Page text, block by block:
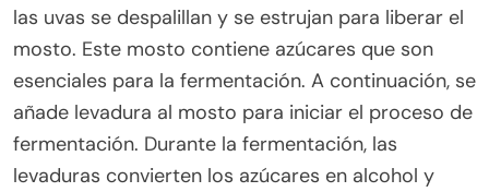
las uvas se despalillan y se estrujan para liberar el
mosto. Este mosto contiene azúcares que son
esenciales para la fermentación. A continuación, se
añade levadura al mosto para iniciar el proceso de
fermentación. Durante la fermentación, las
levaduras convierten los azúcares en alcohol y